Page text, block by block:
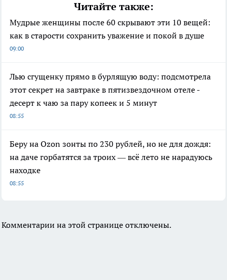
Читайте также:
Мудрые женщины после 60 скрывают эти 10 вещей:
как в старости сохранить уважение и покой в душе
09:00
Лью сгущенку прямо в бурлящую воду: подсмотрела
этот секрет на завтраке в пятизвездочном отеле -
десерт к чаю за пару копеек и 5 минут
08:55
Беру на Ozon зонты по 230 рублей, но не для дождя:
на даче горбатятся за троих — всё лето не нарадуюсь
находке
08:55
Комментарии на этой странице отключены.